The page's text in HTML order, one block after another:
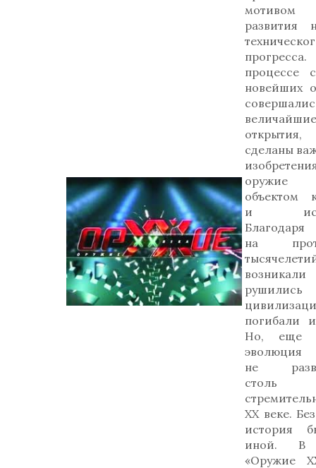
развития
процессе
новейших
величайшие
сделаны
оружие
объектом
и
на
рушились
погибали
Но, еще
эволюция
не
столь
ХХ веке.
история
иной. В
«Оружие